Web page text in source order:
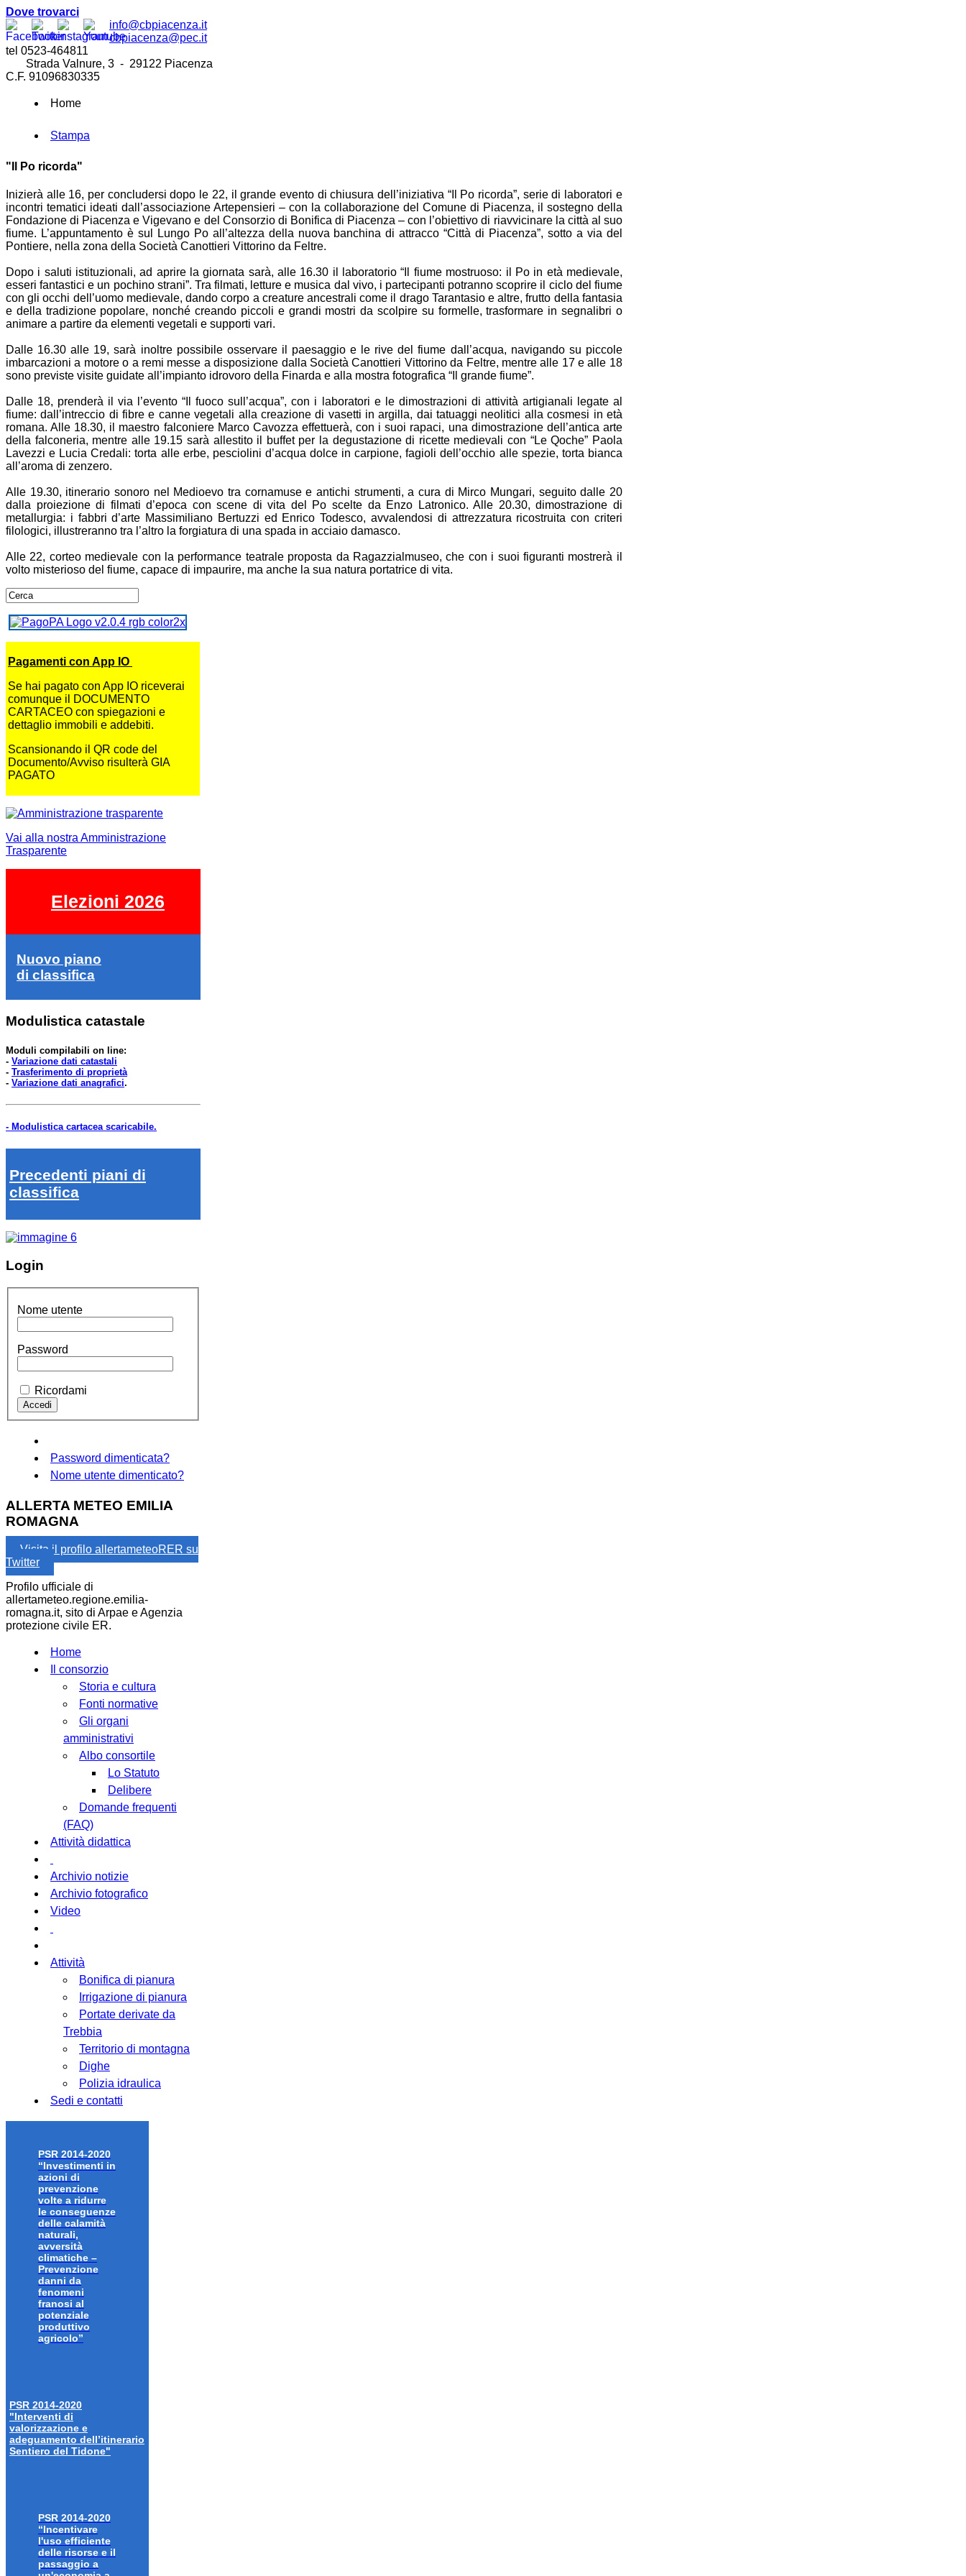
Dove trovarci
info@cbpiacenza.it
cbpiacenza@pec.it
tel 0523-464811
Strada Valnure, 3 - 29122 Piacenza
C.F. 91096830335
Home
Stampa
"Il Po ricorda"
Inizierà alle 16, per concludersi dopo le 22, il grande evento di chiusura dell’iniziativa “Il Po ricorda”, serie di laboratori e
incontri tematici ideati dall’associazione Artepensieri – con la collaborazione del Comune di Piacenza, il sostegno della
Fondazione di Piacenza e Vigevano e del Consorzio di Bonifica di Piacenza – con l’obiettivo di riavvicinare la città al suo
fiume. L’appuntamento è sul Lungo Po all’altezza della nuova banchina di attracco “Città di Piacenza”, sotto a via del
Pontiere, nella zona della Società Canottieri Vittorino da Feltre.
Dopo i saluti istituzionali, ad aprire la giornata sarà, alle 16.30 il laboratorio “Il fiume mostruoso: il Po in età medievale,
esseri fantastici e un pochino strani”. Tra filmati, letture e musica dal vivo, i partecipanti potranno scoprire il ciclo del fiume
con gli occhi dell’uomo medievale, dando corpo a creature ancestrali come il drago Tarantasio e altre, frutto della fantasia
e della tradizione popolare, nonché creando piccoli e grandi mostri da scolpire su formelle, trasformare in segnalibri o
animare a partire da elementi vegetali e supporti vari.
Dalle 16.30 alle 19, sarà inoltre possibile osservare il paesaggio e le rive del fiume dall’acqua, navigando su piccole
imbarcazioni a motore o a remi messe a disposizione dalla Società Canottieri Vittorino da Feltre, mentre alle 17 e alle 18
sono previste visite guidate all’impianto idrovoro della Finarda e alla mostra fotografica “Il grande fiume”.
Dalle 18, prenderà il via l’evento “Il fuoco sull’acqua”, con i laboratori e le dimostrazioni di attività artigianali legate al
fiume: dall’intreccio di fibre e canne vegetali alla creazione di vasetti in argilla, dai tatuaggi neolitici alla cosmesi in età
romana. Alle 18.30, il maestro falconiere Marco Cavozza effettuerà, con i suoi rapaci, una dimostrazione dell’antica arte
della falconeria, mentre alle 19.15 sarà allestito il buffet per la degustazione di ricette medievali con “Le Qoche” Paola
Lavezzi e Lucia Credali: torta alle erbe, pesciolini d’acqua dolce in carpione, fagioli dell’occhio alle spezie, torta bianca
all’aroma di zenzero.
Alle 19.30, itinerario sonoro nel Medioevo tra cornamuse e antichi strumenti, a cura di Mirco Mungari, seguito dalle 20
dalla proiezione di filmati d’epoca con scene di vita del Po scelte da Enzo Latronico. Alle 20.30, dimostrazione di
metallurgia: i fabbri d’arte Massimiliano Bertuzzi ed Enrico Todesco, avvalendosi di attrezzatura ricostruita con criteri
filologici, illustreranno tra l’altro la forgiatura di una spada in acciaio damasco.
Alle 22, corteo medievale con la performance teatrale proposta da Ragazzialmuseo, che con i suoi figuranti mostrerà il
volto misterioso del fiume, capace di impaurire, ma anche la sua natura portatrice di vita.
Pagamenti con App IO
Se hai pagato con App IO riceverai
comunque il DOCUMENTO
CARTACEO con spiegazioni e
dettaglio immobili e addebiti.
Scansionando il QR code del
Documento/Avviso risulterà GIA
PAGATO
Vai alla nostra Amministrazione
Trasparente
Elezioni 2026
Nuovo piano
di classifica
Modulistica catastale
Moduli compilabili on line:
- Variazione dati catastali
- Trasferimento di proprietà
- Variazione dati anagrafici.
- Modulistica cartacea scaricabile.
Precedenti piani di
classifica
Login
Nome utente
Password
Ricordami
Password dimenticata?
Nome utente dimenticato?
ALLERTA METEO EMILIA
ROMAGNA
Visita il profilo allertameteoRER su
Twitter
Profilo ufficiale di
allertameteo.regione.emilia-
romagna.it, sito di Arpae e Agenzia
protezione civile ER.
Home
Il consorzio
Storia e cultura
Fonti normative
Gli organi
amministrativi
Albo consortile
Lo Statuto
Delibere
Domande frequenti
(FAQ)
Attività didattica
Archivio notizie
Archivio fotografico
Video
Attività
Bonifica di pianura
Irrigazione di pianura
Portate derivate da
Trebbia
Territorio di montagna
Dighe
Polizia idraulica
Sedi e contatti
PSR 2014-2020
“Investimenti in
azioni di
prevenzione
volte a ridurre
le conseguenze
delle calamità
naturali,
avversità
climatiche –
Prevenzione
danni da
fenomeni
franosi al
potenziale
produttivo
agricolo”
PSR 2014-2020
"Interventi di
valorizzazione e
adeguamento dell’itinerario
Sentiero del Tidone"
PSR 2014-2020
“Incentivare
l'uso efficiente
delle risorse e il
passaggio a